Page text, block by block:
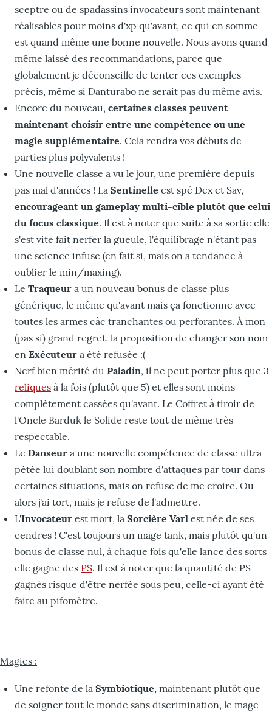
sceptre ou de spadassins invocateurs sont maintenant
réalisables pour moins d'xp qu'avant, ce qui en somme
est quand même une bonne nouvelle. Nous avons quand
même laissé des recommandations, parce que
globalement je déconseille de tenter ces exemples
précis, même si Danturabo ne serait pas du même avis.
Encore du nouveau, certaines classes peuvent
maintenant choisir entre une compétence ou une
magie supplémentaire. Cela rendra vos débuts de
parties plus polyvalents !
Une nouvelle classe a vu le jour, une première depuis
pas mal d'années ! La Sentinelle est spé Dex et Sav,
encourageant un gameplay multi-cible plutôt que celui
du focus classique. Il est à noter que suite à sa sortie elle
s'est vite fait nerfer la gueule, l'équilibrage n'étant pas
une science infuse (en fait si, mais on a tendance à
oublier le min/maxing).
Le Traqueur a un nouveau bonus de classe plus
générique, le même qu'avant mais ça fonctionne avec
toutes les armes càc tranchantes ou perforantes. À mon
(pas si) grand regret, la proposition de changer son nom
en Exécuteur a été refusée :(
Nerf bien mérité du Paladin, il ne peut porter plus que 3
reliques à la fois (plutôt que 5) et elles sont moins
complètement cassées qu'avant. Le Coffret à tiroir de
l'Oncle Barduk le Solide reste tout de même très
respectable.
Le Danseur a une nouvelle compétence de classe ultra
pétée lui doublant son nombre d'attaques par tour dans
certaines situations, mais on refuse de me croire. Ou
alors j'ai tort, mais je refuse de l'admettre.
L'Invocateur est mort, la Sorcière Varl est née de ses
cendres ! C'est toujours un mage tank, mais plutôt qu'un
bonus de classe nul, à chaque fois qu'elle lance des sorts
elle gagne des PS. Il est à noter que la quantité de PS
gagnés risque d'être nerfée sous peu, celle-ci ayant été
faite au pifomètre.
Magies :
Une refonte de la Symbiotique, maintenant plutôt que
de soigner tout le monde sans discrimination, le mage